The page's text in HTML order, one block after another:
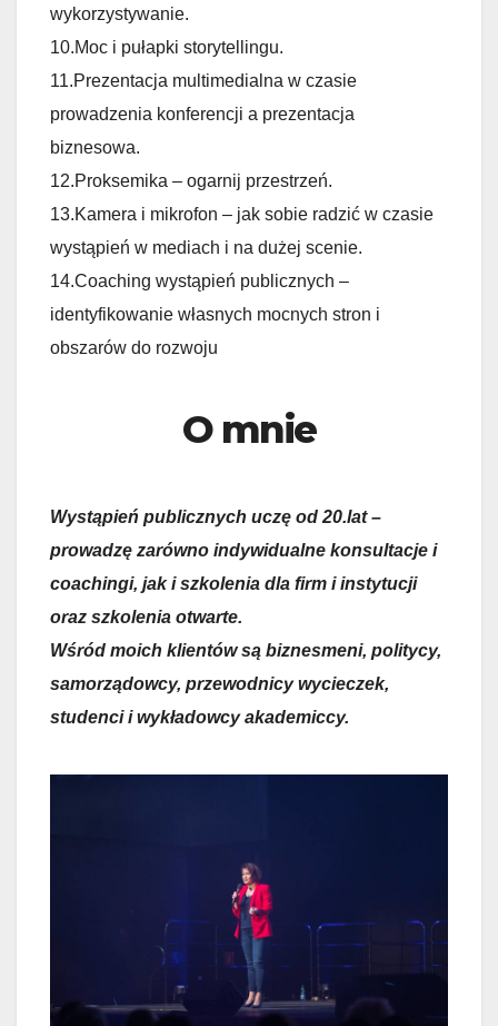
wykorzystywanie.
10.Moc i pułapki storytellingu.
11.Prezentacja multimedialna w czasie
prowadzenia konferencji a prezentacja
biznesowa.
12.Proksemika – ogarnij przestrzeń.
13.Kamera i mikrofon – jak sobie radzić w czasie
wystąpień w mediach i na dużej scenie.
14.Coaching wystąpień publicznych –
identyfikowanie własnych mocnych stron i
obszarów do rozwoju
O mnie
Wystąpień publicznych uczę od 20.lat –
prowadzę zarówno indywidualne konsultacje i
coachingi, jak i szkolenia dla firm i instytucji
oraz szkolenia otwarte.
Wśród moich klientów są biznesmeni, politycy,
samorządowcy, przewodnicy wycieczek,
studenci i wykładowcy akademiccy.